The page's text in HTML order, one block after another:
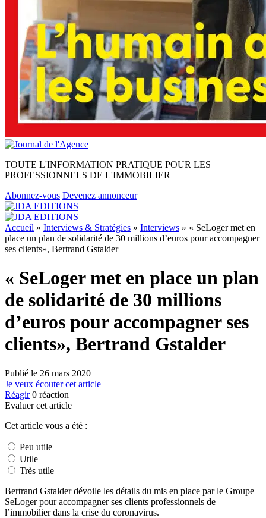
TOUTE L'INFORMATION PRATIQUE POUR LES
PROFESSIONNELS DE L'IMMOBILIER
Abonnez-vous Devenez annonceur
Accueil » Interviews & Stratégies » Interviews » « SeLoger met en
place un plan de solidarité de 30 millions d’euros pour accompagner
ses clients», Bertrand Gstalder
« SeLoger met en place un plan
de solidarité de 30 millions
d’euros pour accompagner ses
clients», Bertrand Gstalder
Publié le 26 mars 2020
Je veux écouter cet article
Réagir 0 réaction
Evaluer cet article
Cet article vous a été :
Peu utile
Utile
Très utile
Bertrand Gstalder dévoile les détails du mis en place par le Groupe
SeLoger pour accompagner ses clients professionnels de
l’immobilier dans la crise du coronavirus.